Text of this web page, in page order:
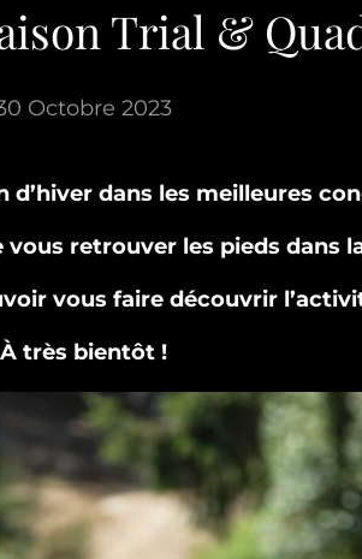
Trial &
Octobre 2023
dans les meilleures
retrouver les pieds dans
vous faire découvrir
À très bientôt !